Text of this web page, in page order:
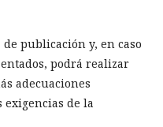
publicación y, en caso
podrá realizar
adecuaciones
de la